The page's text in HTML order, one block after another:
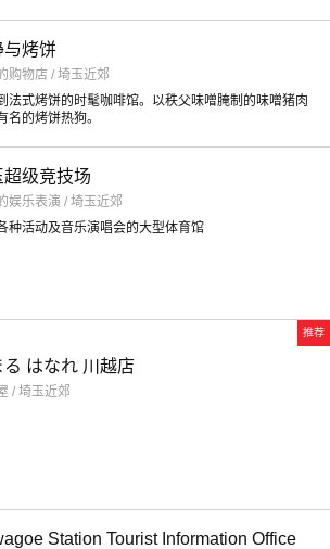
与烤饼
购物店 / 埼玉近郊
法式烤饼的时髦咖啡馆。以秩父味噌腌制的味噌猪肉
名的烤饼热狗。
超级竞技场
娱乐表演 / 埼玉近郊
种活动及音乐演唱会的大型体育馆
推荐
る はなれ 川越店
/ 埼玉近郊
Station Tourist Information Office